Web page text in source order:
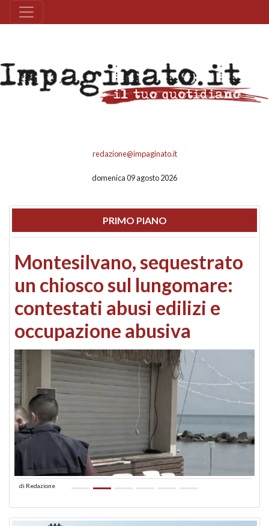
redazione@impaginato.it
domenica 09 agosto 2026
PRIMO PIANO
Montesilvano, sequestrato
un chiosco sul lungomare:
contestati abusi edilizi e
occupazione abusiva
di Redazione